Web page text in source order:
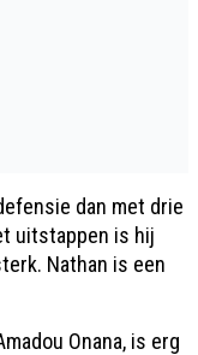
dan met drie
uitstappen is hij
Nathan is een
Onana, is erg